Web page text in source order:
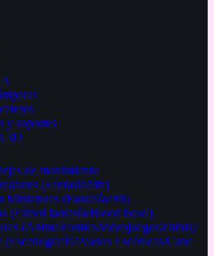
y soportes
3D
de movimiento
(Fantasía/9th)
(Fantasía/9th)
(Fútbol fantasía/Blood bowl)
(Anime/comics/videojuegos/chibis)
Peanas Escénicas/Cube